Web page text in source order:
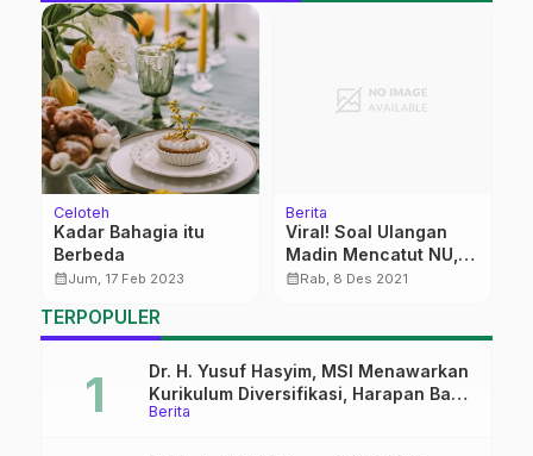
Celoteh
Kadar Bahagia itu
Berbeda
calendar_monthJum, 17 Feb 2023
Berita
Viral! Soal Ulangan
Madin Mencatut NU,
NU Pati : Tetaplah
calendar_monthRab, 8 Des 2021
TERPOPULER
Berita
Dr. H. Yusuf Hasyim, MSI Menawarkan
Kurikulum Diversifikasi, Harapan Baru
dalam dunia pendidikan